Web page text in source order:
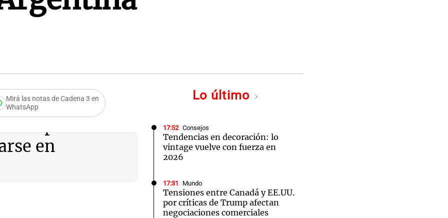
Mirá las notas de Cadena 3 en
WhatsApp
en
Lo último
17:52 Consejos
Tendencias en decoración: lo
vintage vuelve con fuerza en
2026
17:31 Mundo
Tensiones entre Canadá y EE.UU.
por críticas de Trump afectan
negociaciones comerciales